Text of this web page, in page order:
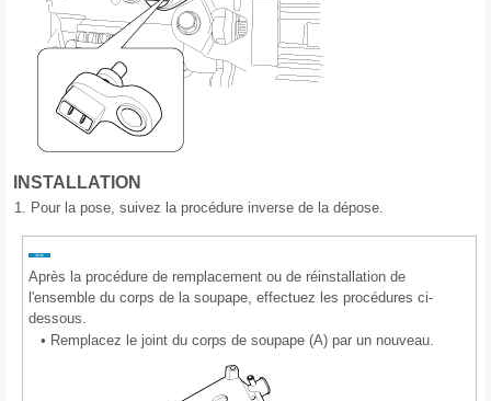
INSTALLATION
1. Pour la pose, suivez la procédure inverse de la dépose.
Après la procédure de remplacement ou de réinstallation de
l'ensemble du corps de la soupape, effectuez les procédures ci-
dessous.
• Remplacez le joint du corps de soupape (A) par un nouveau.